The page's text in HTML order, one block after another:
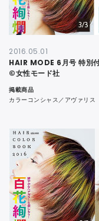
2016.05.01
HAIR MODE 6月号 特別
©女性モード社
掲載商品
カラーコンシャス／アヴァリス